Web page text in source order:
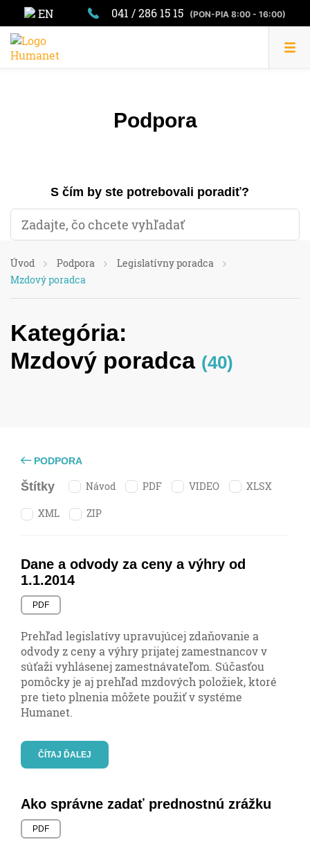
EN 041 / 286 15 15 (PON-PIA 8:00 - 16:00)
Podpora
S čím by ste potrebovali poradiť?
Úvod Podpora
Legislatívny poradca
Mzdový poradca
Kategória:
Mzdový poradca (40)
PODPORA
Štítky Návod PDF VIDEO XLSX
XML ZIP
Dane a odvody za ceny a výhry od
1.1.2014
PDF
Prehľad legislatívy upravujúcej zdaňovanie a
odvody z ceny a výhry prijatej zamestnancov v
súťaži vyhlásenej zamestnávateľom. Súčasťou
pomôcky je aj prehľad mzdových položiek, ktoré
pre tieto plnenia môžete použiť v systéme
Humanet.
ČÍTAJ ĎALEJ
Ako správne zadať prednostnú zrážku
PDF